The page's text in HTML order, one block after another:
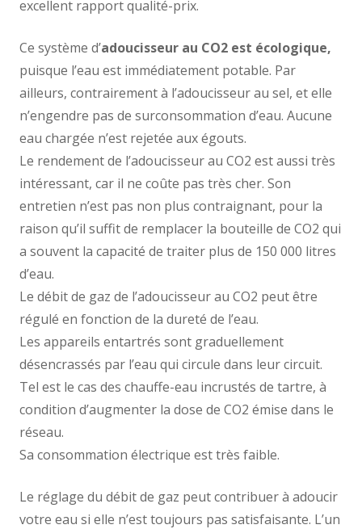
excellent rapport qualité-prix.
Ce système d’adoucisseur au CO2 est écologique,
puisque l’eau est immédiatement potable. Par
ailleurs, contrairement à l’adoucisseur au sel, et elle
n’engendre pas de surconsommation d’eau. Aucune
eau chargée n’est rejetée aux égouts.
Le rendement de l’adoucisseur au CO2 est aussi très
intéressant, car il ne coûte pas très cher. Son
entretien n’est pas non plus contraignant, pour la
raison qu’il suffit de remplacer la bouteille de CO2 qui
a souvent la capacité de traiter plus de 150 000 litres
d’eau.
Le débit de gaz de l’adoucisseur au CO2 peut être
régulé en fonction de la dureté de l’eau.
Les appareils entartrés sont graduellement
désencrassés par l’eau qui circule dans leur circuit.
Tel est le cas des chauffe-eau incrustés de tartre, à
condition d’augmenter la dose de CO2 émise dans le
réseau.
Sa consommation électrique est très faible.
Le réglage du débit de gaz peut contribuer à adoucir
votre eau si elle n’est toujours pas satisfaisante. L’un